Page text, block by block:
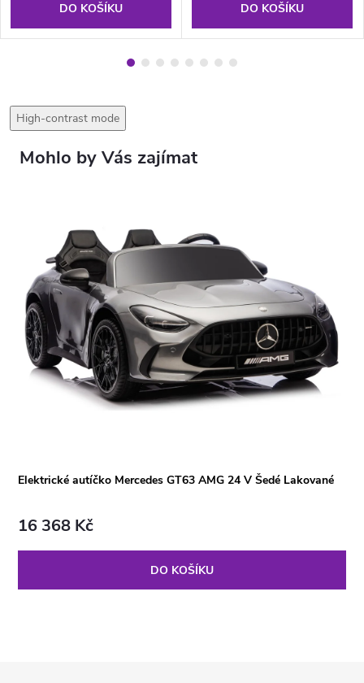
DO KOŠÍKU DO KOŠÍKU
High-contrast mode
Elektrické autíčko Mercedes GT63 AMG 24 V Šedé Lakované
16 368 Kč
DO KOŠÍKU